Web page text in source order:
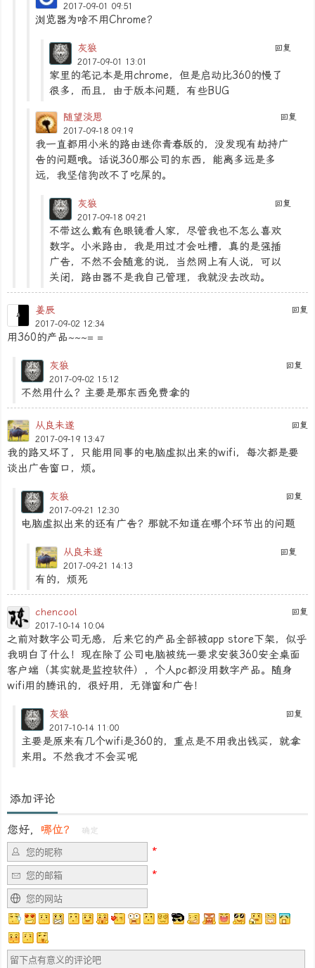
2017-09-01 09:51
浏览器为啥不用Chrome？
回复
灰狼
2017-09-01 13:01
家里的笔记本是用chrome，但是启动比360的慢了
很多，而且，由于版本问题，有些BUG
回复
随望淡思
2017-09-18 09:19
我一直都用小米的路由迷你青春版的，没发现有劫持广
告的问题哦。话说360那公司的东西，能离多远是多
远，我坚信狗改不了吃屎的。
回复
灰狼
2017-09-18 09:21
不带这么戴有色眼镜看人家，尽管我也不怎么喜欢
数字。小米路由，我是用过才会吐槽，真的是强插
广告，不然不会随意的说，当然网上有人说，可以
关闭，路由器不是我自己管理，我就没去改动。
回复
姜辰
2017-09-02 12:34
用360的产品~~~= =
回复
灰狼
2017-09-02 15:12
不然用什么？主要是那东西免费拿的
回复
从良未遂
2017-09-19 13:47
我的路又坏了，只能用同事的电脑虚拟出来的wifi，每次都是要
谈出广告窗口，烦。
回复
灰狼
2017-09-21 12:30
电脑虚拟出来的还有广告？那就不知道在哪个环节出的问题
回复
从良未遂
2017-09-21 14:13
有的，烦死
回复
chencool
2017-10-14 10:04
之前对数字公司无感，后来它的产品全部被app store下架，似乎
我明白了什么！现在除了公司电脑被统一要求安装360安全桌面
客户端（其实就是监控软件），个人pc都没用数字产品。随身
wifi用的腾讯的，很好用，无弹窗和广告！
回复
灰狼
2017-10-14 11:00
主要是原来有几个wifi是360的，重点是不用我出钱买，就拿
来用。不然我才不会买呢
添加评论
您好， 哪位？ 确定